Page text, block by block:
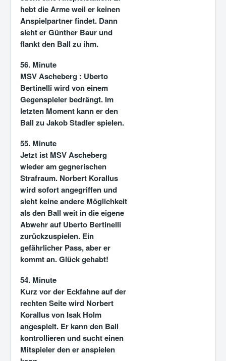
hebt die Arme weil er keinen
Anspielpartner findet. Dann
sieht er Günther Baur und
flankt den Ball zu ihm.
56. Minute
MSV Ascheberg : Uberto
Bertinelli wird von einem
Gegenspieler bedrängt. Im
letzten Moment kann er den
Ball zu Jakob Stadler spielen.
55. Minute
Jetzt ist MSV Ascheberg
wieder am gegnerischen
Strafraum. Norbert Korallus
wird sofort angegriffen und
sieht keine andere Möglichkeit
als den Ball weit in die eigene
Abwehr auf Uberto Bertinelli
zurückzuspielen. Ein
gefährlicher Pass, aber er
kommt an. Glück gehabt!
54. Minute
Kurz vor der Eckfahne auf der
rechten Seite wird Norbert
Korallus von Isak Holm
angespielt. Er kann den Ball
kontrollieren und sucht einen
Mitspieler den er anspielen